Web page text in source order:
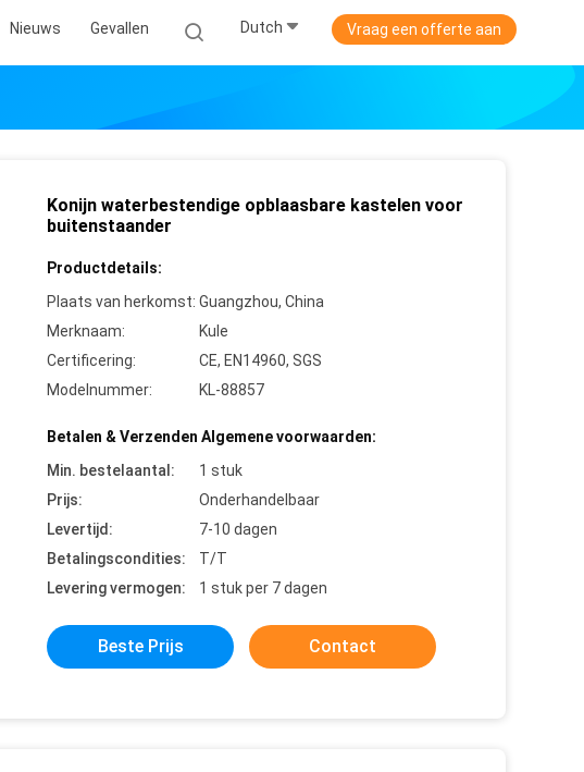
Nieuws Gevallen Dutch Vraag een offerte aan
Konijn waterbestendige opblaasbare kastelen voor
buitenstaander
Productdetails:
Plaats van herkomst: Guangzhou, China
Merknaam:
Kule
Certificering:
CE, EN14960, SGS
Modelnummer:
KL-88857
Betalen & Verzenden Algemene voorwaarden:
Min. bestelaantal:
1 stuk
Prijs:
Onderhandelbaar
Levertijd:
7-10 dagen
Betalingscondities:
T/T
Levering vermogen:
1 stuk per 7 dagen
Beste Prijs Contact